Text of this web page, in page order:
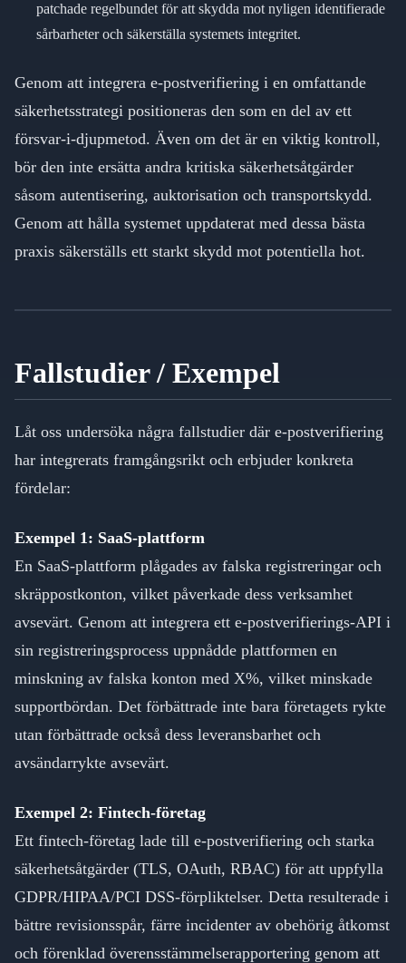
patchade regelbundet för att skydda mot nyligen identifierade
sårbarheter och säkerställa systemets integritet.
Genom att integrera e-postverifiering i en omfattande
säkerhetsstrategi positioneras den som en del av ett
försvar-i-djupmetod. Även om det är en viktig kontroll,
bör den inte ersätta andra kritiska säkerhetsåtgärder
såsom autentisering, auktorisation och transportskydd.
Genom att hålla systemet uppdaterat med dessa bästa
praxis säkerställs ett starkt skydd mot potentiella hot.
Fallstudier / Exempel
Låt oss undersöka några fallstudier där e-postverifiering
har integrerats framgångsrikt och erbjuder konkreta
fördelar:
Exempel 1: SaaS-plattform
En SaaS-plattform plågades av falska registreringar och
skräppostkonton, vilket påverkade dess verksamhet
avsevärt. Genom att integrera ett e-postverifierings-API i
sin registreringsprocess uppnådde plattformen en
minskning av falska konton med X%, vilket minskade
supportbördan. Det förbättrade inte bara företagets rykte
utan förbättrade också dess leveransbarhet och
avsändarrykte avsevärt.
Exempel 2: Fintech-företag
Ett fintech-företag lade till e-postverifiering och starka
säkerhetsåtgärder (TLS, OAuth, RBAC) för att uppfylla
GDPR/HIPAA/PCI DSS-förpliktelser. Detta resulterade i
bättre revisionsspår, färre incidenter av obehörig åtkomst
och förenklad överensstämmelserapportering genom att